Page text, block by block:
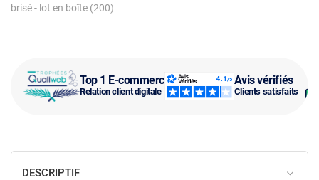
Top 1 E-commerce
Relation client digitale
Avis vérifiés
Clients satisfaits
brisé - lot en boîte (200)
DESCRIPTIF